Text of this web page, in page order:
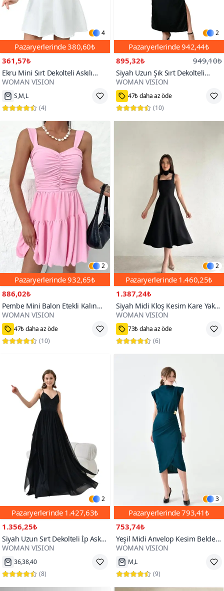
4
Pazaryerlerinde380,60₺
361,57₺
Ekru Mini Sırt Dekolteli Askılı
Düğme Detaylı V Yaka Mezuniyet
Elbise Abiye
WOMAN VISION
Hızlı Kargo
(4)
2
Pazaryerlerinde942,44₺
895,32₺
949,10₺
Siyah Uzun Şık Sırt Dekolteli
Jakarlı Dokuma İp Askılı Yırtmaç
Detaylı Abiye Elbise
WOMAN VISION
90+
36,38,40,42
(10)
2
Pazaryerlerinde932,65₺
886,02₺
Pembe Mini Balon Etekli Kalın
Askılı Mezuniyet & Balo Abiye
Elbise
WOMAN VISION
100+
47₺ daha az öde
(10)
2
Pazaryerlerinde 1.460,25₺
1.387,24₺
Siyah Midi Kloş Kesim Kare Yaka
Askılı Şık Modern Tasarım Abiye
Elbise
WOMAN VISION
100+
73₺ daha az öde
(6)
2
Pazaryerlerinde 1.427,63₺
1.356,25₺
Siyah Uzun Sırt Dekolteli İp Askılı
Tül Ve Dantel Detaylı Özel
Tasarım Abiye Elbise
WOMAN VISION
36,38,40
(8)
3
Pazaryerlerinde793,41₺
753,74₺
Yeşil Midi Anvelop Kesim Belde
Toka Detaylı Vatkalı Abiye Elbise
WOMAN VISION
M,L
(9)